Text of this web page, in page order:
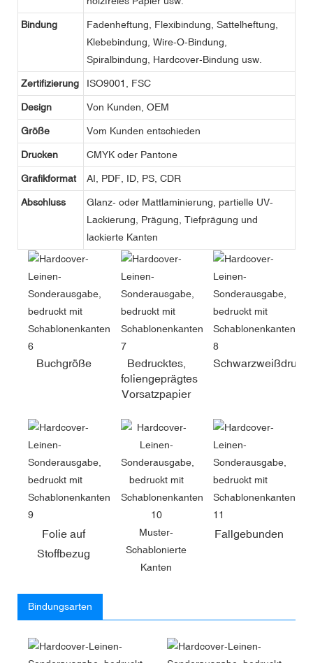
Bindung
Fadenheftung, Flexibindung, Sattelheftung,
Klebebindung, Wire-O-Bindung,
Spiralbindung, Hardcover-Bindung usw.
Zertifizierung ISO9001, FSC
Design Von Kunden, OEM
Größe Vom Kunden entschieden
Drucken CMYK oder Pantone
Grafikformat AI, PDF, ID, PS, CDR
Abschluss
Glanz- oder Mattlaminierung, partielle UV-
Lackierung, Prägung, Tiefprägung und
lackierte Kanten
Buchgröße
Bedrucktes,
foliengeprägtes
Vorsatzpapier
Schwarzweißdruck
Folie auf
Stoffbezug
Muster-
Schablonierte
Kanten
Fallgebunden
Bindungsarten